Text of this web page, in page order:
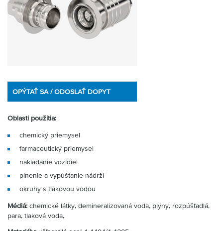
OPÝTAŤ SA / ODOSLAŤ DOPYT
Oblasti použitia:
chemický priemysel
farmaceutický priemysel
nakladanie vozidiel
plnenie a vypúšťanie nádrží
okruhy s tlakovou vodou
Médiá: chemické látky, demineralizovaná voda, plyny, rozpúšťadlá,
para, tlaková voda,